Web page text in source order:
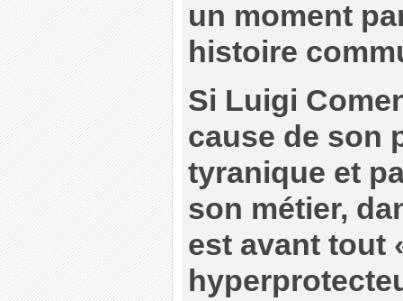
un moment
histoire
Si Luigi
cause de son
tyranique et
son métier,
est avant tout